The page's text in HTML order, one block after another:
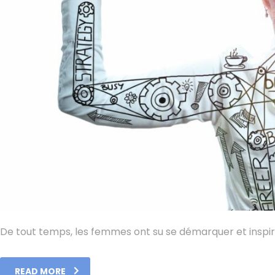
De tout temps, les femmes ont su se démarquer et
READ MORE